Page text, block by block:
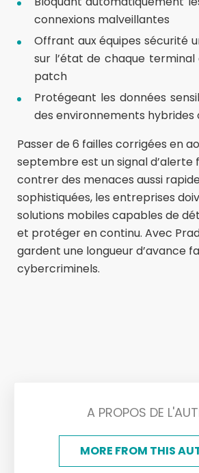
connexions malveillantes
Offrant aux équipes sécurité
sur l’état de chaque
patch
Protégeant les données
des environnements hybrides
Passer de 6 failles corrigées en
septembre est un signal d’alerte
contrer des menaces aussi
sophistiquées, les entreprises
solutions mobiles capables de
et protéger en continu. Avec
gardent une longueur d’avance
cybercriminels.
A PROPOS DE
MORE FROM THIS